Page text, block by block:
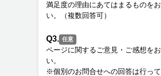
満足度の理由にあてはまるものを
Q3. 任意
ページに関するご意見・ご感想を
い。
※個別のお問合せへの回答は行っ